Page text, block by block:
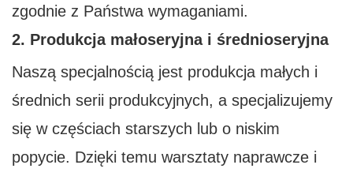
zgodnie z Państwa wymaganiami.
2. Produkcja małoseryjna i średnioseryjna
Naszą specjalnością jest produkcja małych i
średnich serii produkcyjnych, a specjalizujemy
się w częściach starszych lub o niskim
popycie. Dzięki temu warsztaty naprawcze i